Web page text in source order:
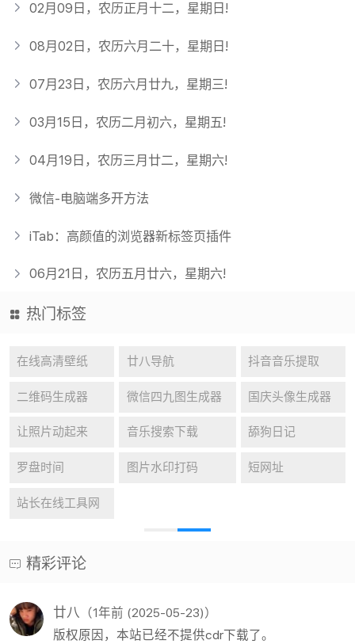
02月09日，农历正月十二，星期日!
08月02日，农历六月二十，星期日!
07月23日，农历六月廿九，星期三!
03月15日，农历二月初六，星期五!
04月19日，农历三月廿二，星期六!
微信​-电脑端多开方法
iTab：高颜值的浏览器新标签页插件
06月21日，农历五月廿六，星期六!
热门标签
在线高清壁纸 廿八导航 抖音音乐提取
二维码生成器 微信四九图生成器 国庆头像生成器
让照片动起来 音乐搜索下载 舔狗日记
罗盘时间 图片水印打码 短网址
站长在线工具网
精彩评论
廿八 （1年前 (2025-05-23)）
版权原因，本站已经不提供cdr下载了。